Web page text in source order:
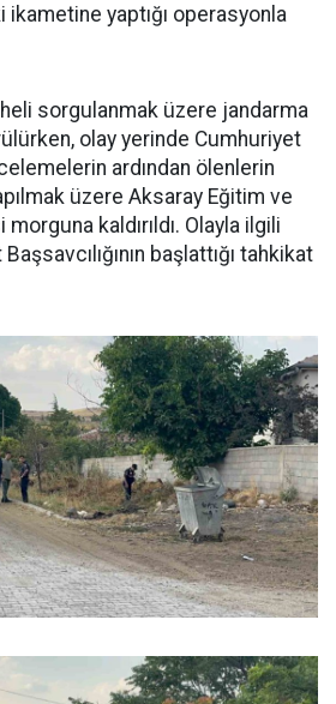
yaptığı operasyonla
sorgulanmak üzere jandarma
olay yerinde Cumhuriyet
ardından ölenlerin
üzere Aksaray Eğitim ve
kaldırıldı. Olayla ilgili
başlattığı tahkikat